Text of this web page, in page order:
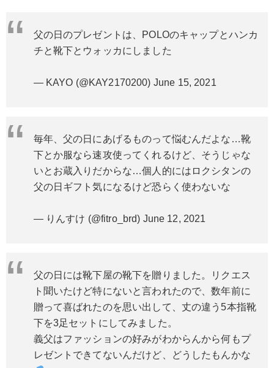
父の日のプレゼントは、POLOのキャップとハンカ
チと靴下とウォッカにしました
— KAYO (@KAY2170200) June 15, 2021
毎年、父の日にあげるものって悩むんだよな…靴
下とか服なら速攻使ってくれるけど、そうじゃな
いとお蔵入りだからな…個人的にはロクシタンの
父の日ギフト気になるけど恐らく使わないな
— りんすけ (@fitro_brd) June 12, 2021
父の日には靴下屋の靴下を贈りました。リクエス
ト聞いたけど特にないと言われたので、数年前に
贈って喜ばれたのを思い出して、丈の違う5本指靴
下を3足セットにしてみました。
義父はファッションの好みがわからんから何もプ
レゼントできてないんだけど、どうしたもんかな